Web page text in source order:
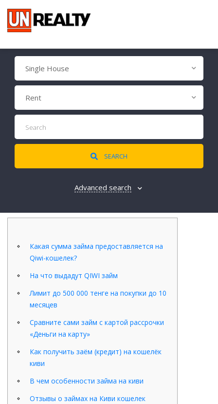
Single House
Rent
SEARCH
Advanced search
Но врачи продвигали воздержание в эти
трудные времена. Исторический Джозеф
Патрик Бирн (Джозеф Патрик Бирн) в
смерть) говорит, что
врачи были
этой причине он становится более
доступным для «плохого воздуха»,
который проникает через поры и
увеличивает угрозу инфекции чумой.
«Плохой воздух» падает в тело также
Какая сумма займа предоставляется на
Qiwi-кошелек?
На что выдадут QIWI займ
Лимит до 500 000 тенге на покупки до 10
месяцев
Сравните сами займ с картой рассрочки
«Деньги на карту»
Как получить заём (кредит) на кошелёк
киви
В чем особенности займа на киви
Отзывы о займах на Киви кошелек